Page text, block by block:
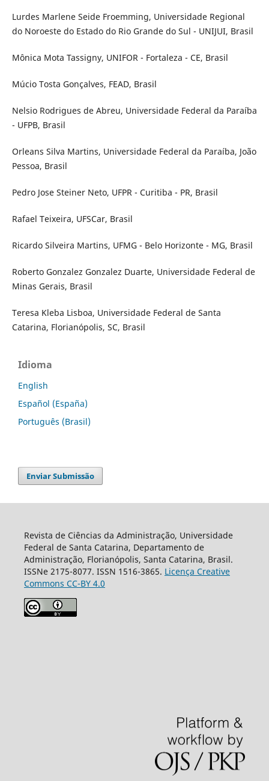
Lurdes Marlene Seide Froemming, Universidade Regional
do Noroeste do Estado do Rio Grande do Sul - UNIJUI, Brasil
Mônica Mota Tassigny, UNIFOR - Fortaleza - CE, Brasil
Múcio Tosta Gonçalves, FEAD, Brasil
Nelsio Rodrigues de Abreu, Universidade Federal da Paraíba
- UFPB, Brasil
Orleans Silva Martins, Universidade Federal da Paraíba, João
Pessoa, Brasil
Pedro Jose Steiner Neto, UFPR - Curitiba - PR, Brasil
Rafael Teixeira, UFSCar, Brasil
Ricardo Silveira Martins, UFMG - Belo Horizonte - MG, Brasil
Roberto Gonzalez Gonzalez Duarte, Universidade Federal de
Minas Gerais, Brasil
Teresa Kleba Lisboa, Universidade Federal de Santa
Catarina, Florianópolis, SC, Brasil
Idioma
English
Español (España)
Português (Brasil)
Enviar Submissão
Revista de Ciências da Administração, Universidade
Federal de Santa Catarina, Departamento de
Administração, Florianópolis, Santa Catarina, Brasil.
ISSNe 2175-8077. ISSN 1516-3865. Licença Creative
Commons CC-BY 4.0